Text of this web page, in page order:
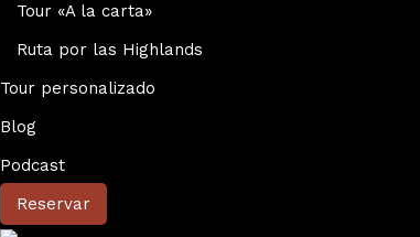
Tour «A la carta»
Ruta por las Highlands
Tour personalizado
Blog
Podcast
Reservar